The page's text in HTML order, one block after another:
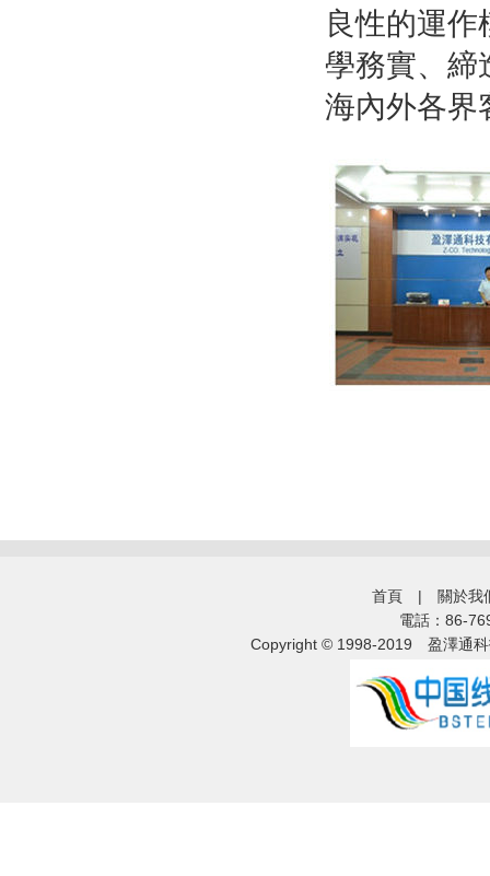
良性的運
學務實、締
海內外各界
首頁 |
關於我
電話：86-
Copyright © 1998-2019
盈澤通